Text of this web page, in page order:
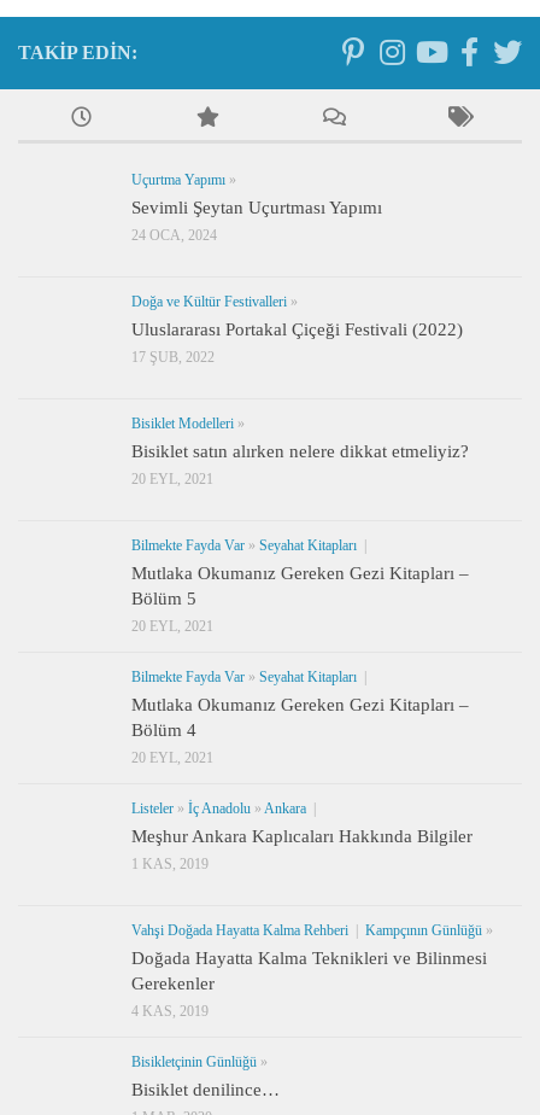
TAKIP EDIN:
Uçurtma Yapımı »
Sevimli Şeytan Uçurtması Yapımı
24 OCA, 2024
Doğa ve Kültür Festivalleri »
Uluslararası Portakal Çiçeği Festivali (2022)
17 ŞUB, 2022
Bisiklet Modelleri »
Bisiklet satın alırken nelere dikkat etmeliyiz?
20 EYL, 2021
Bilmekte Fayda Var » Seyahat Kitapları
Mutlaka Okumanız Gereken Gezi Kitapları –
Bölüm 5
20 EYL, 2021
Bilmekte Fayda Var » Seyahat Kitapları
Mutlaka Okumanız Gereken Gezi Kitapları –
Bölüm 4
20 EYL, 2021
Listeler » İç Anadolu » Ankara
Meşhur Ankara Kaplıcaları Hakkında Bilgiler
1 KAS, 2019
Vahşi Doğada Hayatta Kalma Rehberi Kampçının Günlüğü »
Doğada Hayatta Kalma Teknikleri ve Bilinmesi
Gerekenler
4 KAS, 2019
Bisikletçinin Günlüğü »
Bisiklet denilince…